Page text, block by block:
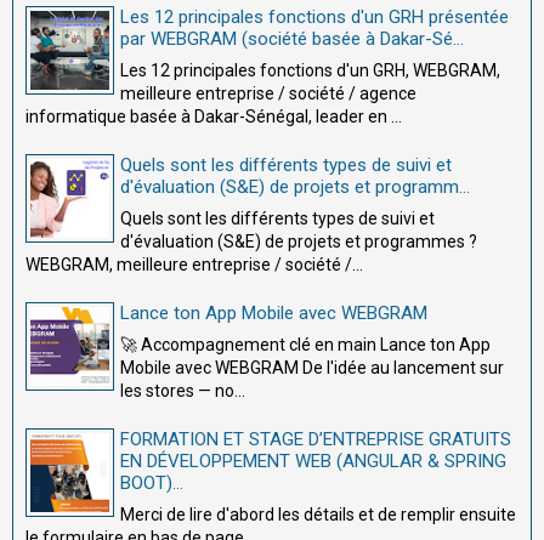
Les 12 principales fonctions d'un GRH présentée
par WEBGRAM (société basée à Dakar-Sé...
Les 12 principales fonctions d'un GRH, WEBGRAM,
meilleure entreprise / société / agence
informatique basée à Dakar-Sénégal, leader en ...
Quels sont les différents types de suivi et
d'évaluation (S&E) de projets et programm...
Quels sont les différents types de suivi et
d'évaluation (S&E) de projets et programmes ?
WEBGRAM, meilleure entreprise / société /...
Lance ton App Mobile avec WEBGRAM
🚀 Accompagnement clé en main Lance ton App
Mobile avec WEBGRAM De l'idée au lancement sur
les stores — no...
FORMATION ET STAGE D’ENTREPRISE GRATUITS
EN DÉVELOPPEMENT WEB (ANGULAR & SPRING
BOOT)...
Merci de lire d'abord les détails et de remplir ensuite